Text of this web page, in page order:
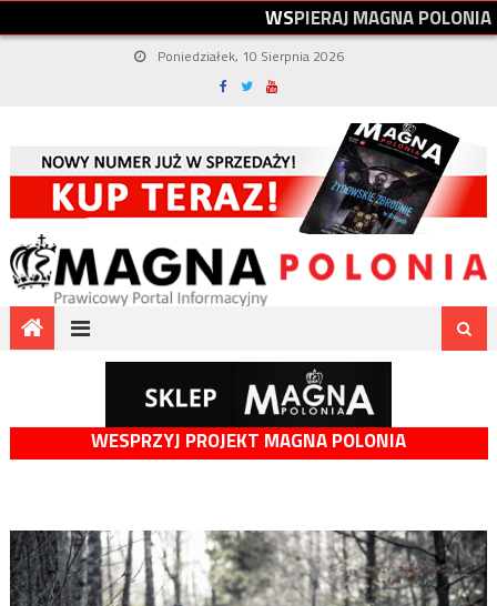
WSPIERAJMAGNAPOLONIA
Poniedziałek, 10 Sierpnia 2026
WESPRZYJ PROJEKT MAGNA POLONIA